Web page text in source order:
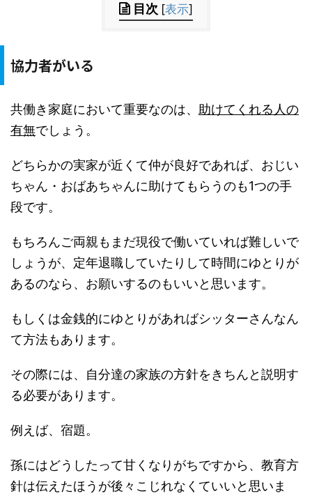
目次 [表示]
協力者がいる
共働き家庭において重要なのは、 助けてくれる人の
有無でしょう。
どちらかの実家が近くて仲が良好であれば、おじい
ちゃん・おばあちゃんに助けてもらうのも1つの手
段です。
もちろんご両親もまだ現役で働いていれば難しいで
しょうが、定年退職していたりして時間にゆとりが
あるのなら、お願いするのもいいと思います。
もしくは金銭的にゆとりがあればシッターさんなん
て方法もあります。
その際には、自分達の家族の方針をきちんと説明す
る必要があります。
例えば、宿題。
孫にはどうしたって甘くなりがちですから、教育方
針は伝えたほうが後々こじれなくていいと思いま